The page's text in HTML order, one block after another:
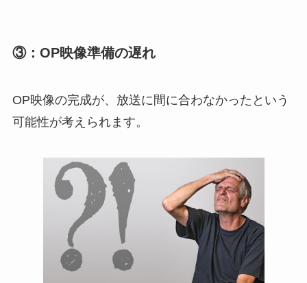
③：OP映像準備の遅れ
OP映像の完成が、放送に間に合わなかったという
可能性が考えられます。